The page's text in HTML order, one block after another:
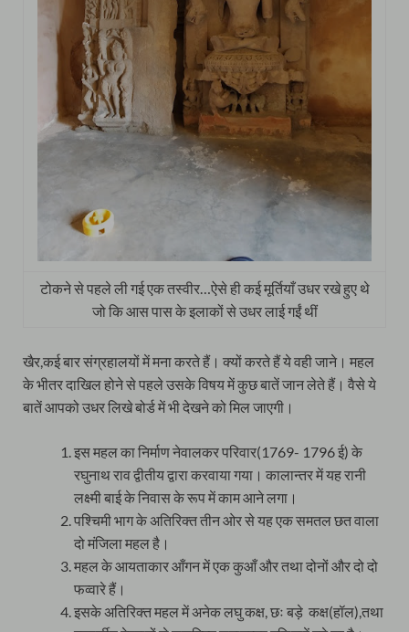
टोकने से पहले ली गई एक तस्वीर…ऐसे ही कई मूर्तियाँ उधर रखे हुए थे
जो कि आस पास के इलाकों से उधर लाई गईं थीं
खैर,कई बार संग्रहालयों में मना करते हैं। क्यों करते हैं ये वही जाने। महल
के भीतर दाखिल होने से पहले उसके विषय में कुछ बातें जान लेते हैं। वैसे ये
बातें आपको उधर लिखे बोर्ड में भी देखने को मिल जाएगी।
इस महल का निर्माण नेवालकर परिवार(1769- 1796 ई) के
रघुनाथ राव द्वीतीय द्वारा करवाया गया। कालान्तर में यह रानी
लक्ष्मी बाई के निवास के रूप में काम आने लगा।
पश्चिमी भाग के अतिरिक्त तीन ओर से यह एक समतल छत वाला
दो मंजिला महल है।
महल के आयताकार आँगन में एक कुआँ और तथा दोनों और दो दो
फव्वारे हैं।
इसके अतिरिक्त महल में अनेक लघु कक्ष, छः बड़े कक्ष(हॉल),तथा